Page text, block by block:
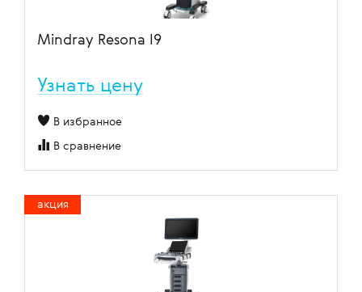
Mindray Resona I9
Узнать цену
В избранное
В сравнение
акция